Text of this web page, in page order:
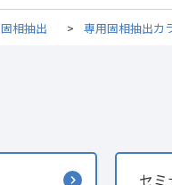
固相抽出 > 専用固相抽出カ
セミ